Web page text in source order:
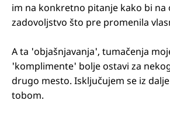
im na konkretno pitanje kako bi na
zadovoljstvo što pre promenila
A ta 'objašnjavanja', tumačenja
'komplimente' bolje ostavi za
drugo mesto. Isključujem se iz
tobom.